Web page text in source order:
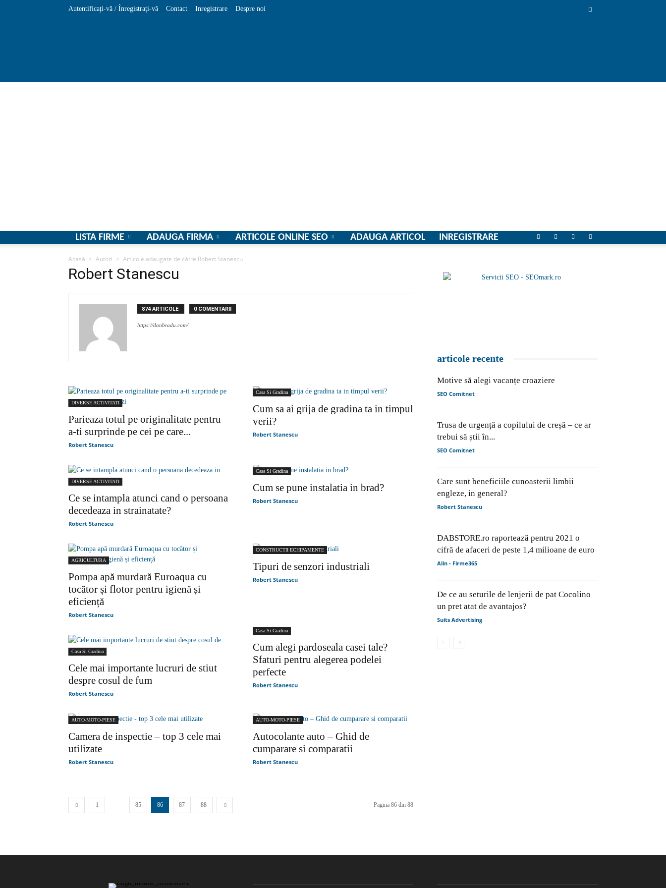
Autentificați-vă / Înregistrați-vă Contact Inregistrare Despre noi
Firme
comunicate
de
LISTA FIRME ADAUGA FIRMA ARTICOLE ONLINE SEO ADAUGA ARTICOL INREGISTRARE
Acasă Autori Articole adaugate de către Robert Stanescu
Robert Stanescu
874 ARTICOLE 0 COMENTARII
https://danbradu.com/
DIVERSE ACTIVITATI
Parieaza totul pe originalitate pentru
a-ti surprinde pe cei pe care...
Robert Stanescu
Casa Si Gradina
Cum sa ai grija de gradina ta in timpul
verii?
Robert Stanescu
DIVERSE ACTIVITATI
Ce se intampla atunci cand o persoana
decedeaza in strainatate?
Robert Stanescu
Casa Si Gradina
Cum se pune instalatia in brad?
Robert Stanescu
AGRICULTURA
Pompa apă murdară Euroaqua cu
tocător și flotor pentru igienă și
eficiență
Robert Stanescu
CONSTRUCTII ECHIPAMENTE
Tipuri de senzori industriali
Robert Stanescu
Casa Si Gradina
Cele mai importante lucruri de stiut
despre cosul de fum
Robert Stanescu
Casa Si Gradina
Cum alegi pardoseala casei tale?
Sfaturi pentru alegerea podelei
perfecte
Robert Stanescu
AUTO-MOTO-PIESE
Camera de inspectie – top 3 cele mai
utilizate
Robert Stanescu
AUTO-MOTO-PIESE
Autocolante auto – Ghid de
cumparare si comparatii
Robert Stanescu
1 ... 85 86 87 88 Pagina 86 din 88
articole recente
Motive să alegi vacanțe croaziere
SEO Comitnet
Trusa de urgență a copilului de creșă – ce ar
trebui să știi în...
SEO Comitnet
Care sunt beneficiile cunoasterii limbii
engleze, in general?
Robert Stanescu
DABSTORE.ro raportează pentru 2021 o
cifră de afaceri de peste 1,4 milioane de euro
Alin - Firme365
De ce au seturile de lenjerii de pat Cocolino
un pret atat de avantajos?
Suits Advertising